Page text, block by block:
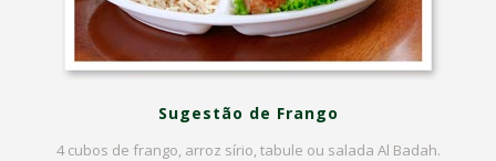
Sugestão de Frango
4 cubos de frango, arroz sírio, tabule ou salada Al Badah.